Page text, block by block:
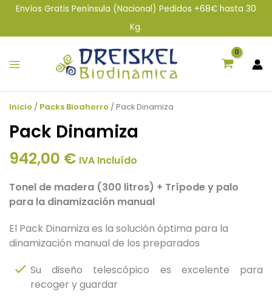
Envíos Gratis Península (Nacional) Pedidos +68€ hasta 30
Kg.
Inicio / Packs Bioahorro / Pack Dinamiza
Pack Dinamiza
942,00 € IVA Incluído
Tonel de madera (300 litros) + Trípode y palo
para la dinamización manual
El Pack Dinamiza es la solución óptima para la
dinamización manual de los preparados
Su diseño telescópico es excelente para
recoger y guardar